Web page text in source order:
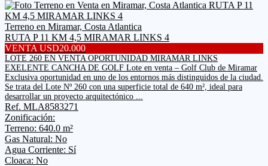
Terreno en Miramar, Costa Atlantica
RUTA P 11 KM 4,5 MIRAMAR LINKS 4
VENTA USD20.000
LOTE 260 EN VENTA OPORTUNIDAD MIRAMAR LINKS
EXELENTE CANCHA DE GOLF Lote en venta – Golf Club de Miramar
Exclusiva oportunidad en uno de los entornos más distinguidos de la ciudad.
Se trata del Lote Nº 260 con una superficie total de 640 m², ideal para
desarrollar un proyecto arquitectónico ...
Ref. MLA8583271
Zonificación:
Terreno: 640.0 m²
Gas Natural: No
Agua Corriente: Sí
Cloaca: No